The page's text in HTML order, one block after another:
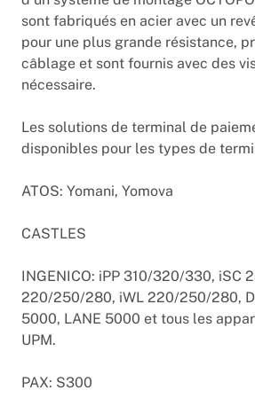
sont fabriqués en acier avec un
pour une plus grande résistance,
câblage et sont fournis avec des
nécessaire.
Les solutions de terminal de
disponibles pour les types de
ATOS: Yomani, Yomova
CASTLES
INGENICO: iPP 310/320/330, iSC
220/250/280, iWL 220/250/280,
5000, LANE 5000 et tous les
UPM.
PAX: S300